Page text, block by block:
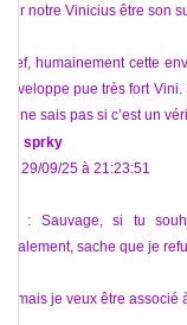
voir notre Vinicius être son
Bref, humainement cette
enveloppe pue très fort
Je ne sais pas si c’est un
sprky
Le 29/09/25 à 21:23:51
Ps : Sauvage, si tu
également, sache que je
Jamais je veux être